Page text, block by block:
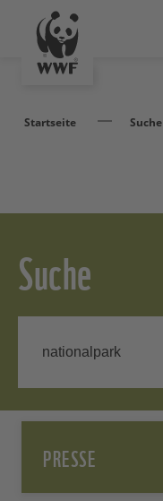
Startseite Suche
Suche
PRESSE